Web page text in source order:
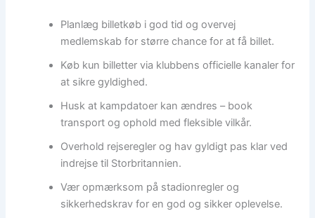
Planlæg billetkøb i god tid og overvej
medlemskab for større chance for at få billet.
Køb kun billetter via klubbens officielle kanaler for
at sikre gyldighed.
Husk at kampdatoer kan ændres – book
transport og ophold med fleksible vilkår.
Overhold rejseregler og hav gyldigt pas klar ved
indrejse til Storbritannien.
Vær opmærksom på stadionregler og
sikkerhedskrav for en god og sikker oplevelse.